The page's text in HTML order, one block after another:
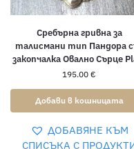
Сребърна гривна за
талисмани тип Пандора
закопчалка Овално Сърце
195.00 €
Добави в кошницата
ДОБАВЯНЕ КЪМ
СПИСЪКА С